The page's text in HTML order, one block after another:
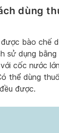
dùng
bào chế
sử dụng
cốc nước
thể dùng
được.